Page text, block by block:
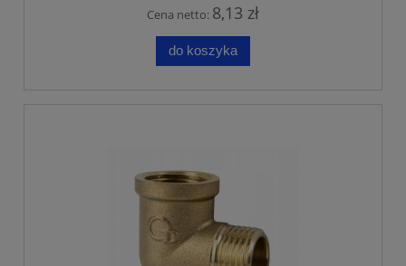
Cena netto: 8,13 zł
do koszyka